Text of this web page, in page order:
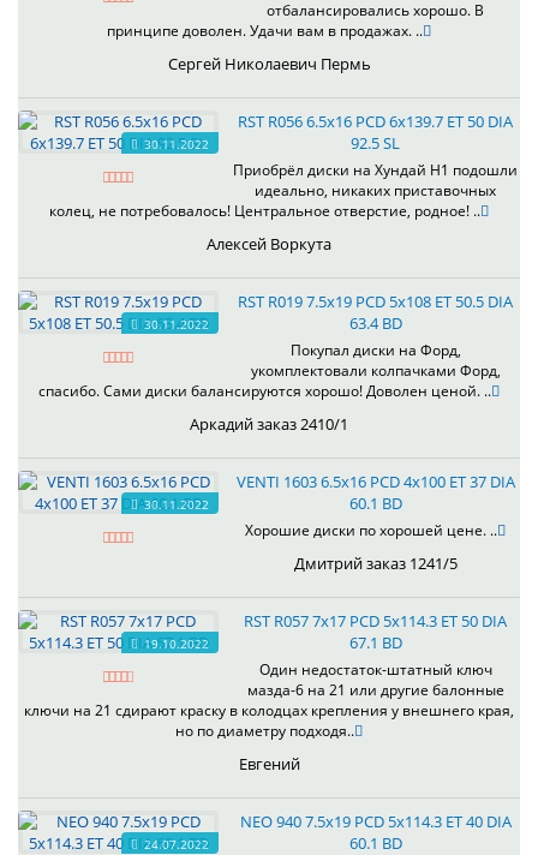
отбалансировались хорошо. В
принципе доволен. Удачи вам в продажах. ..
Сергей Николаевич Пермь
30.11.2022
RST R056 6.5x16 PCD 6x139.7 ET 50 DIA
92.5 SL
Приобрёл диски на Хундай H1 подошли
идеально, никаких приставочных
колец, не потребовалось! Центральное отверстие, родное! ..
Алексей Воркута
30.11.2022
RST R019 7.5x19 PCD 5x108 ET 50.5 DIA
63.4 BD
Покупал диски на Форд,
укомплектовали колпачками Форд,
спасибо. Сами диски балансируются хорошо! Доволен ценой. ..
Аркадий заказ 2410/1
30.11.2022
VENTI 1603 6.5x16 PCD 4x100 ET 37 DIA
60.1 BD
Хорошие диски по хорошей цене. ..
Дмитрий заказ 1241/5
19.10.2022
RST R057 7x17 PCD 5x114.3 ET 50 DIA
67.1 BD
Один недостаток-штатный ключ
мазда-6 на 21 или другие балонные
ключи на 21 сдирают краску в колодцах крепления у внешнего края,
но по диаметру подходя..
Евгений
24.07.2022
NEO 940 7.5x19 PCD 5x114.3 ET 40 DIA
60.1 BD